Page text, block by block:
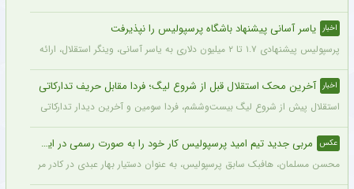
اخبار یاسر آسانی پیشنهاد باشگاه پرسپولیس را نپذیرفت
پرسپولیس پیشنهادی ۱.۷ تا ۲ میلیون دلاری به یاسر آسانی، وینگر استقلال، ارائه کرد، اما او نپذیرفت. آسانی تأکید کرد در فوتبال ایران فقط برای استقلال بازی خواهد کرد.
اخبار آخرین محک استقلال قبل از شروع لیگ؛ فردا مقابل حریف تدارکاتی
استقلال پیش از شروع لیگ بیست‌وششم، فردا سومین و آخرین دیدار تدارکاتی خود را
عکس مربی جدید تیم امید پرسپولیس کار خود را به صورت رسمی در این باشگاه آغاز کرد + عکس
محسن مسلمان، هافبک سابق پرسپولیس، به عنوان دستیار بهار عبدی در کادر مربیگری